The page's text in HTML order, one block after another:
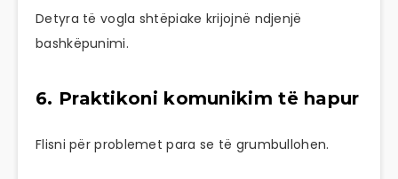
Detyra të vogla shtëpiake krijojnë ndjenjë
bashkëpunimi.
6. Praktikoni komunikim të hapur
Flisni për problemet para se të grumbullohen.